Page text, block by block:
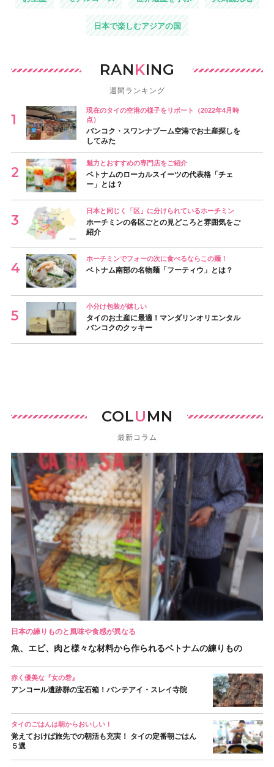
日本で楽しむアジアの国
RANKING
週間ランキング
現在のタイの空港の様子をリポート（2022年4月時
点）
バンコク・スワンナプーム空港でお土産探しを
してみた
魅力とおすすめの専門店をご紹介
ベトナムのローカルスイーツの代表格「チェ
ー」とは？
日本と同じく「区」に分けられているホーチミン
ホーチミンの各区ごとの見どころと雰囲気をご
紹介
ホーチミンでフォーの次に食べるならこの麺！
ベトナム南部の名物麺「フーティウ」とは？
小分け包装が嬉しい
タイのお土産に最適！マンダリンオリエンタル
バンコクのクッキー
COLUMN
最新コラム
日本の練りものと風味や食感が異なる
魚、エビ、肉と様々な材料から作られるベトナムの練りもの
赤く優美な『女の砦』
アンコール遺跡群の宝石箱！バンテアイ・スレイ寺院
タイのごはんは朝からおいしい！
覚えておけば旅先での朝活も充実！ タイの定番朝ごはん
５選